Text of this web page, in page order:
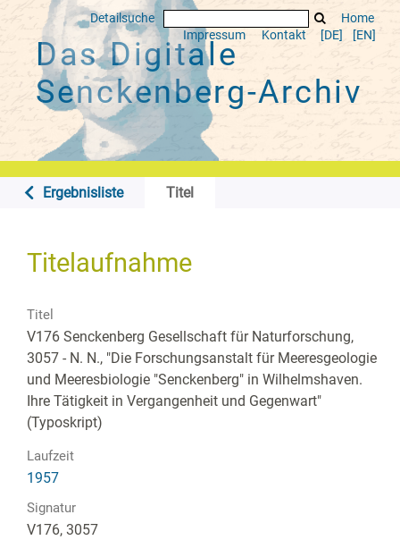
Detailsuche
Home
Impressum
Kontakt [DE] [EN]
Das Digitale
Senckenberg-Archiv
Ergebnisliste Titel
Titelaufnahme
Titel
V176 Senckenberg Gesellschaft für Naturforschung,
3057 - N. N., "Die Forschungsanstalt für Meeresgeologie
und Meeresbiologie "Senckenberg" in Wilhelmshaven.
Ihre Tätigkeit in Vergangenheit und Gegenwart"
(Typoskript)
Laufzeit
1957
Signatur
V176, 3057